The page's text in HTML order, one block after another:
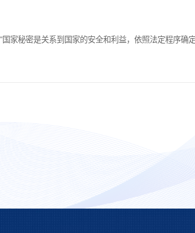
家秘密是关系到国家的安全和利益，依照法定程序确